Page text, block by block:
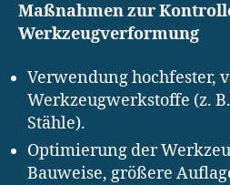
Maßnahmen zur
Werkzeugverformung
Verwendung hochfester,
Werkzeugwerkstoffe (z.
Stähle).
Optimierung der
Bauweise, größere